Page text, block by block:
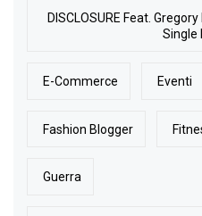
DISCLOSURE Feat.
Single
E-Commerce Eventi
Fashion Blogger
Guerra